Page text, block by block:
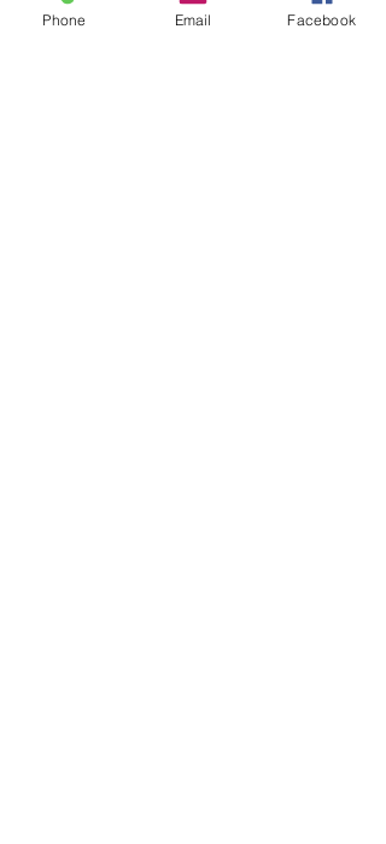
El período entre el Antiguo y el
Phone Email Facebook